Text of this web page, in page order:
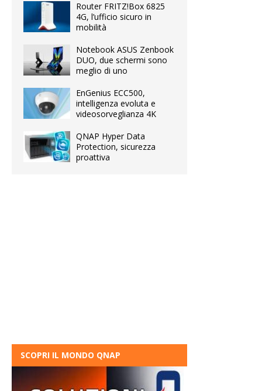
Router FRITZ!Box 6825
4G, l’ufficio sicuro in
mobilità
Notebook ASUS Zenbook
DUO, due schermi sono
meglio di uno
EnGenius ECC500,
intelligenza evoluta e
videosorveglianza 4K
QNAP Hyper Data
Protection, sicurezza
proattiva
SCOPRI IL MONDO QNAP